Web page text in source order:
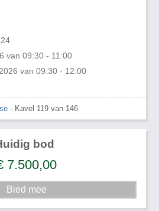
van 09:30 - 11:00
van 09:30 - 12:00
- Kavel 119 van 146
bod
7.500,00